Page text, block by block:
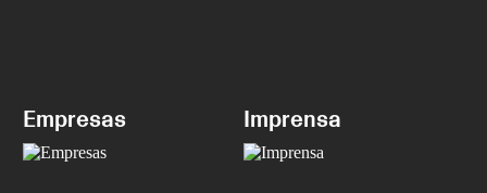
Empresas Imprensa